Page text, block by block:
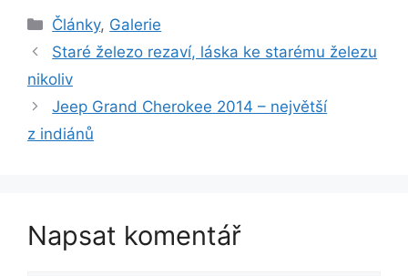
Rubriky
Články, Galerie
Staré železo rezaví, láska ke starému železu
nikoliv
Jeep Grand Cherokee 2014 – největší
z indiánů
Napsat komentář